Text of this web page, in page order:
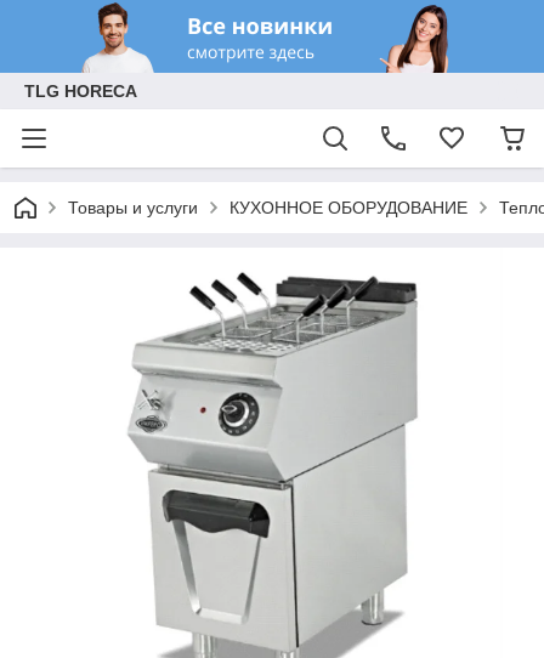
TLG HORECA
Товары и услуги КУХОННОЕ ОБОРУДОВАНИЕ